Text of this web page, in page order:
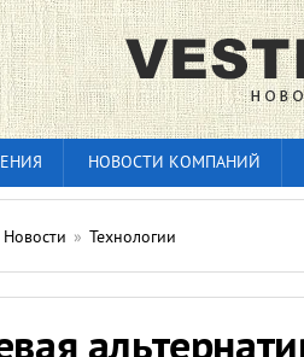
НОВОСТИ КОМПАНИЙ
Новости » Технологии